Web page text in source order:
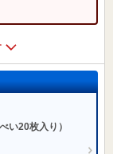
い20枚入り）